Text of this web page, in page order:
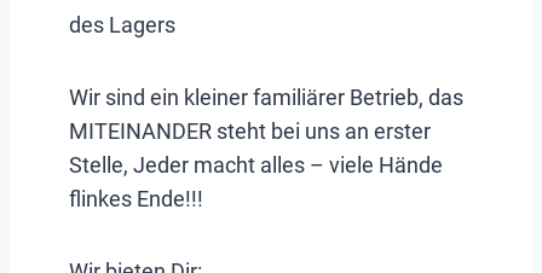
des Lagers
Wir sind ein kleiner familiärer Betrieb, das
MITEINANDER steht bei uns an erster
Stelle, Jeder macht alles – viele Hände
flinkes Ende!!!